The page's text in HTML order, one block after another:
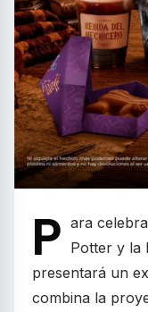
P ara
Potter y la
presentará un
combina la